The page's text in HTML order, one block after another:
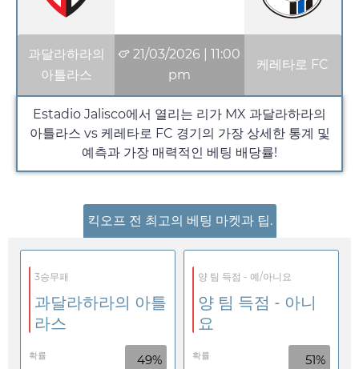
과달라하라의
아틀라스
21/03/2026 |11:00
pm
케레타로 FC
Estadio Jalisco에서 열리는 리가 MX 과달라하라의
아틀라스 vs 케레타로 FC 경기의 가장 상세한 통계 및
예측과 가장 매력적인 베팅 배당률!
킥오프 전 최고의 베팅 마켓과 팁.
3승무패
과달라하라의 아틀
라스
확률 49%
양 팀 득점 - 예/아니요
양 팀 득점 - 아니
요
확률 51%